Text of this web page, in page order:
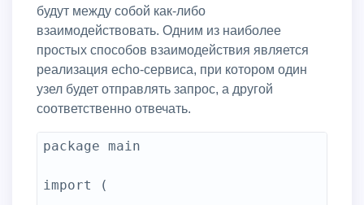
будут между собой как-либо
взаимодействовать. Одним из наиболее
простых способов взаимодействия является
реализация echo-сервиса, при котором один
узел будет отправлять запрос, а другой
соответственно отвечать.
package main
import (